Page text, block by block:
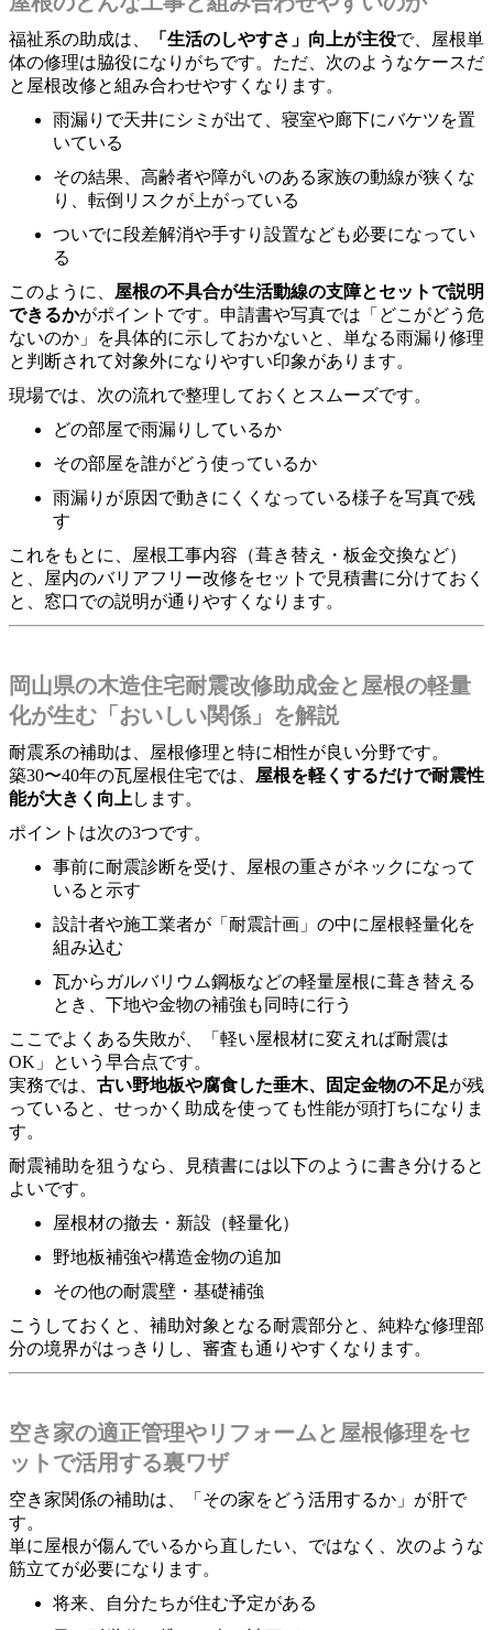
福祉系の助成は、 「生活のしやすさ」向上が主役で、屋根単
体の修理は脇役になりがちです。ただ、次のようなケースだ
と屋根改修と組み合わせやすくなります。
雨漏りで天井にシミが出て、寝室や廊下にバケツを置
いている
その結果、高齢者や障がいのある家族の動線が狭くな
り、転倒リスクが上がっている
ついでに段差解消や手すり設置なども必要になってい
る
このように、 屋根の不具合が生活動線の支障とセットで説明
できるかがポイントです。申請書や写真では「どこがどう危
ないのか」を具体的に示しておかないと、単なる雨漏り修理
と判断されて対象外になりやすい印象があります。
現場では、次の流れで整理しておくとスムーズです。
どの部屋で雨漏りしているか
その部屋を誰がどう使っているか
雨漏りが原因で動きにくくなっている様子を写真で残
す
これをもとに、屋根工事内容（葺き替え・板金交換など）
と、屋内のバリアフリー改修をセットで見積書に分けておく
と、窓口での説明が通りやすくなります。
岡山県の木造住宅耐震改修助成金と屋根の軽量
化が生む「おいしい関係」を解説
耐震系の補助は、屋根修理と特に相性が良い分野です。
築30〜40年の瓦屋根住宅では、 屋根を軽くするだけで耐震性
能が大きく向上 します。
ポイントは次の3つです。
事前に耐震診断を受け、屋根の重さがネックになって
いると示す
設計者や施工業者が「耐震計画」の中に屋根軽量化を
組み込む
瓦からガルバリウム鋼板などの軽量屋根に葺き替える
とき、下地や金物の補強も同時に行う
ここでよくある失敗が、「軽い屋根材に変えれば耐震は
OK」という早合点です。
実務では、 古い野地板や腐食した垂木、固定金物の不足が残
っていると、せっかく助成を使っても性能が頭打ちになりま
す。
耐震補助を狙うなら、見積書には以下のように書き分けると
よいです。
屋根材の撤去・新設（軽量化）
野地板補強や構造金物の追加
その他の耐震壁・基礎補強
こうしておくと、補助対象となる耐震部分と、純粋な修理部
分の境界がはっきりし、審査も通りやすくなります。
空き家の適正管理やリフォームと屋根修理をセ
ットで活用する裏ワザ
空き家関係の補助は、「その家をどう活用するか」が肝で
す。
単に屋根が傷んでいるから直したい、ではなく、次のような
筋立てが必要になります。
将来、自分たちが住む予定がある